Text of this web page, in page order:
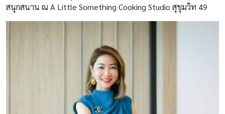
สนุกสนาน ณ A Little Something Cooking Studio สุขุมวิท 49